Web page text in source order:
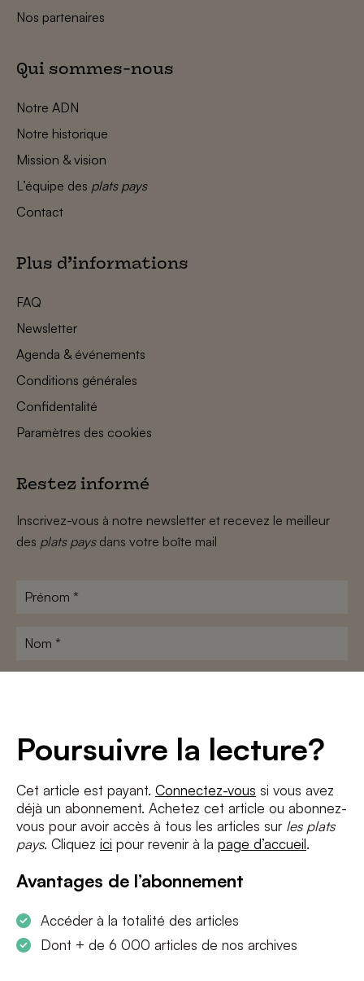
Poursuivre la lecture?
Cet article est payant. Connectez-vous si vous avez
déjà un abonnement. Achetez cet article ou abonnez-
vous pour avoir accès à tous les articles sur les plats
pays. Cliquez ici pour revenir à la page d’accueil.
Avantages de l’abonnement
Accéder à la totalité des articles
Dont + de 6 000 articles de nos archives
Nos partenaires
Qui sommes-nous
Notre ADN
Notre historique
Mission & vision
L’équipe des plats pays
Contact
Plus d’informations
FAQ
Newsletter
Agenda & événements
Conditions générales
Confidentalité
Paramètres des cookies
Restez informé
Inscrivez-vous à notre newsletter et recevez le meilleur
des plats paysdans votre boîte mail
Prénom
Nom
J'accepte les termes et conditions etla politique de confidentialité
S'INSCRIRE